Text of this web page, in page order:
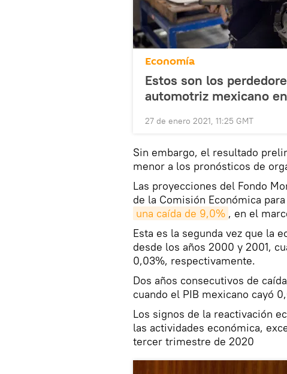
Economía
Estos son los
automotriz mexicano
27 de enero 2021, 11:25 GMT
Sin embargo, el resultado
menor a los pronósticos de
Las proyecciones del Fondo
de la Comisión Económica
una caída de 9,0% , en el
Esta es la segunda vez que la
desde los años 2000 y 2001,
0,03%, respectivamente.
Dos años consecutivos de
cuando el PIB mexicano cayó
Los signos de la reactivación
las actividades económica,
tercer trimestre de 2020